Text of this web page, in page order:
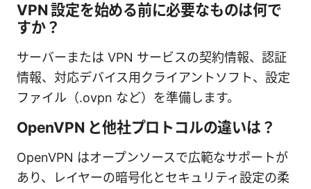
VPN 設定を始める前に必要なものは何で
すか？
サーバーまたは VPN サービスの契約情報、認証
情報、対応デバイス用クライアントソフト、設定
ファイル（.ovpn など）を準備します。
OpenVPN と他社プロトコルの違いは？
OpenVPN はオープンソースで広範なサポートが
あり、レイヤーの暗号化とセキュリティ設定の柔